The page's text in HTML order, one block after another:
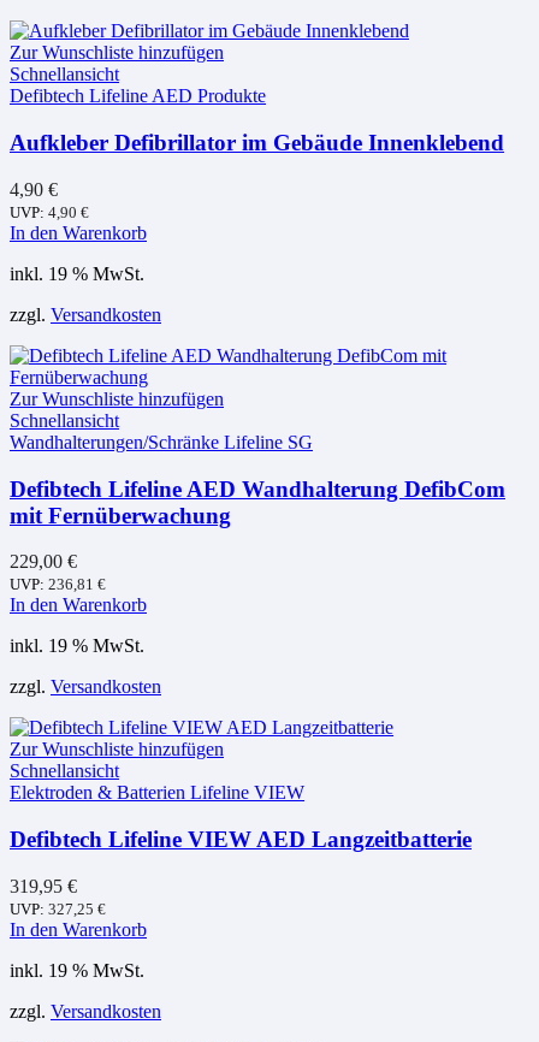
Zur Wunschliste hinzufügen
Schnellansicht
Defibtech Lifeline AED Produkte
Aufkleber Defibrillator im Gebäude Innenklebend
4,90 €
UVP: 4,90 €
In den Warenkorb
inkl. 19 % MwSt.
zzgl. Versandkosten
Zur Wunschliste hinzufügen
Schnellansicht
Wandhalterungen/Schränke Lifeline SG
Defibtech Lifeline AED Wandhalterung DefibCom
mit Fernüberwachung
229,00 €
UVP: 236,81 €
In den Warenkorb
inkl. 19 % MwSt.
zzgl. Versandkosten
Zur Wunschliste hinzufügen
Schnellansicht
Elektroden & Batterien Lifeline VIEW
Defibtech Lifeline VIEW AED Langzeitbatterie
319,95 €
UVP: 327,25 €
In den Warenkorb
inkl. 19 % MwSt.
zzgl. Versandkosten